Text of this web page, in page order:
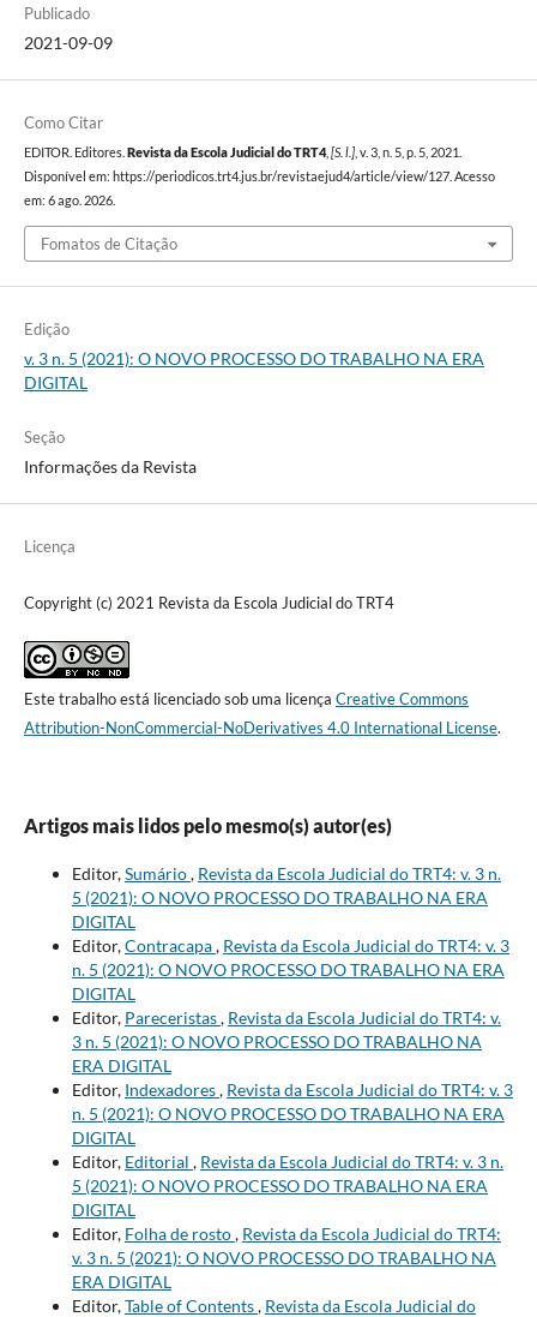
Publicado
2021-09-09
Como Citar
EDITOR. Editores. Revista da Escola Judicial do TRT4, [S. l.], v. 3, n. 5, p. 5, 2021.
Disponível em: https://periodicos.trt4.jus.br/revistaejud4/article/view/127. Acesso
em: 6 ago. 2026.
Fomatos de Citação
Edição
v. 3 n. 5 (2021): O NOVO PROCESSO DO TRABALHO NA ERA
DIGITAL
Seção
Informações da Revista
Licença
Copyright (c) 2021 Revista da Escola Judicial do TRT4
Este trabalho está licenciado sob uma licença Creative Commons
Attribution-NonCommercial-NoDerivatives 4.0 International License.
Artigos mais lidos pelo mesmo(s) autor(es)
Editor,Sumário, Revista da Escola Judicial do TRT4: v. 3 n.
5 (2021): O NOVO PROCESSO DO TRABALHO NA ERA
DIGITAL
Editor,Contracapa, Revista da Escola Judicial do TRT4: v. 3
n. 5 (2021): O NOVO PROCESSO DO TRABALHO NA ERA
DIGITAL
Editor, Pareceristas, Revista da Escola Judicial do TRT4: v.
3 n. 5 (2021): O NOVO PROCESSO DO TRABALHO NA
ERA DIGITAL
Editor, Indexadores, Revista da Escola Judicial do TRT4: v. 3
n. 5 (2021): O NOVO PROCESSO DO TRABALHO NA ERA
DIGITAL
Editor, Editorial , Revista da Escola Judicial do TRT4: v. 3 n.
5 (2021): O NOVO PROCESSO DO TRABALHO NA ERA
DIGITAL
Editor, Folha de rosto, Revista da Escola Judicial do TRT4:
v. 3 n. 5 (2021): O NOVO PROCESSO DO TRABALHO NA
ERA DIGITAL
Editor,Table of Contents, Revista da Escola Judicial do